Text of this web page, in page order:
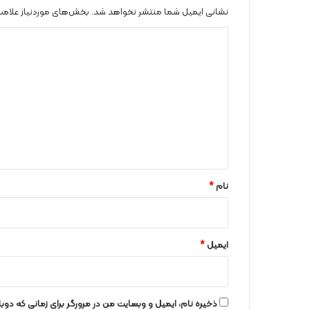
نشانی ایمیل شما منتشر نخواهد شد. بخش‌های موردنیاز
نام*
ایمیل*
ذخیره نام، ایمیل و وبسایت من در مرورگر برای زمانی که